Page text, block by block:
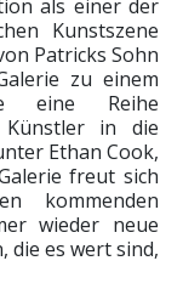
als einer der
Kunstszene
Patricks Sohn
zu einem
eine Reihe
Künstler in die
Ethan Cook,
freut sich
kommenden
wieder neue
die es wert sind,